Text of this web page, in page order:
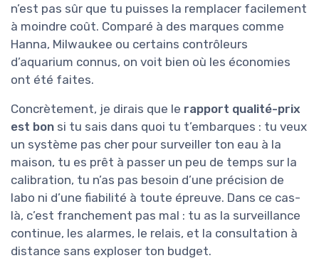
n’est pas sûr que tu puisses la remplacer facilement
à moindre coût. Comparé à des marques comme
Hanna, Milwaukee ou certains contrôleurs
d’aquarium connus, on voit bien où les économies
ont été faites.
Concrètement, je dirais que le rapport qualité-prix
est bon si tu sais dans quoi tu t’embarques : tu veux
un système pas cher pour surveiller ton eau à la
maison, tu es prêt à passer un peu de temps sur la
calibration, tu n’as pas besoin d’une précision de
labo ni d’une fiabilité à toute épreuve. Dans ce cas-
là, c’est franchement pas mal : tu as la surveillance
continue, les alarmes, le relais, et la consultation à
distance sans exploser ton budget.